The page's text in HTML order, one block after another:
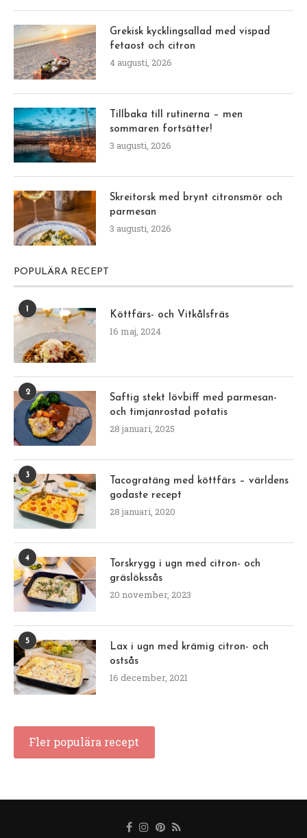
Grekisk kycklingsallad med vispad
fetaost och citron
4 augusti, 2026
Tillbaka till rutinerna – men
sommaren fortsätter!
3 augusti, 2026
Skreitorsk med brynt citronsmör och
parmesan
3 augusti, 2026
POPULÄRA RECEPT
1
Köttfärs- och Vitkålsfräs
16 maj, 2024
2
Saftig stekt lövbiff med parmesan-
och timjanrostad potatis
28 januari, 2025
3
Tacogratäng med köttfärs – världens
godaste recept
28 januari, 2020
4
Torskrygg i ugn med citron- och
gräslökssås
20 november, 2023
5
Lax i ugn med krämig citron- och
ostsås
16 december, 2021
Fler populära recept